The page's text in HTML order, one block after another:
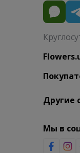
Другие
Мы в